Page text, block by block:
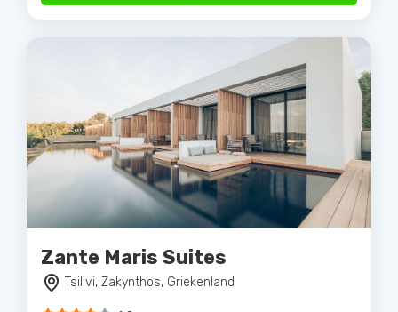
Zante Maris Suites
Tsilivi, Zakynthos, Griekenland